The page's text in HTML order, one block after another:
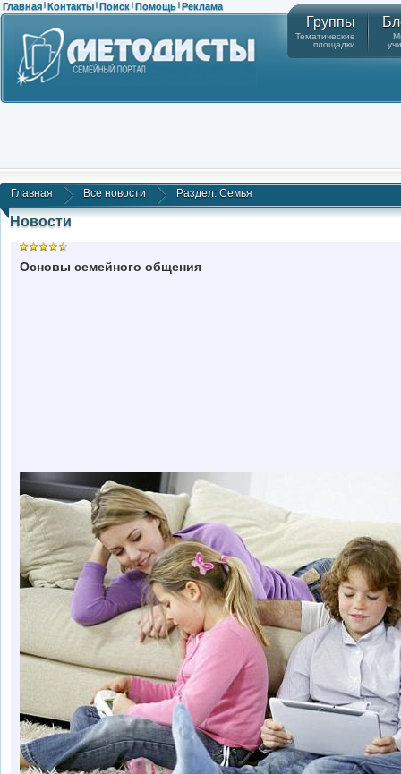
Главная | Контакты | Поиск | Помощь | Реклама
Группы
Тематические
площадки
Главная Все новости Раздел: Семья
Новости
Основы семейного общения